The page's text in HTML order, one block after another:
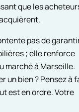
que les
pas de
; elle renforce
marché à Marseille.
un bien ? Pensez à
est en ordre. Votre